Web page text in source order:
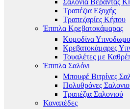
Σαλόνια Βεράντας
Τραπέζια Εξοχής
Τραπεζαρίες Κήπου
Έπιπλα Κρεβατοκάμαρας
Κομοδίνα
Κρεβατοκάμαρες
Τουαλέτες με
Έπιπλα Σαλόνι
Μπουφέ Βιτρίνες
Πολυθρόνες
Τραπέζια Σαλονιού
Καναπέδες